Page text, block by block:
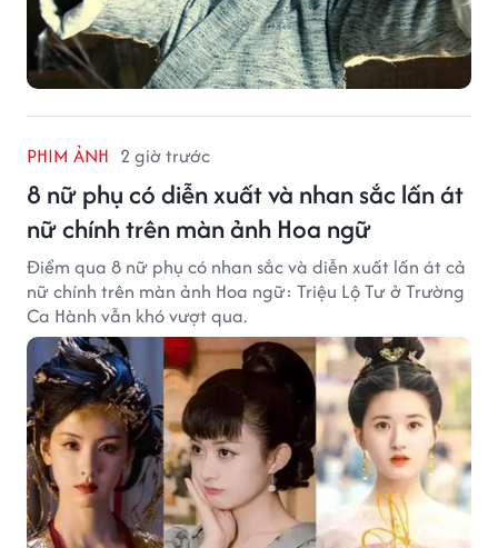
PHIM ẢNH 2 giờ trước
8 nữ phụ có diễn xuất và nhan sắc lấn át
nữ chính trên màn ảnh Hoa ngữ
Điểm qua 8 nữ phụ có nhan sắc và diễn xuất lấn át cả
nữ chính trên màn ảnh Hoa ngữ: Triệu Lộ Tư ở Trường
Ca Hành vẫn khó vượt qua.